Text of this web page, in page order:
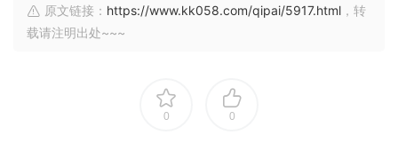
原文链接： https://www.kk058.com/qipai/5917.html ，转
载请注明出处~~~
0 0